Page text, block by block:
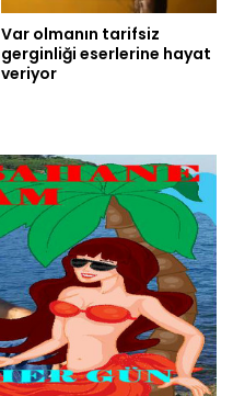
Var olmanın tarifsiz
gerginliği eserlerine hayat
veriyor